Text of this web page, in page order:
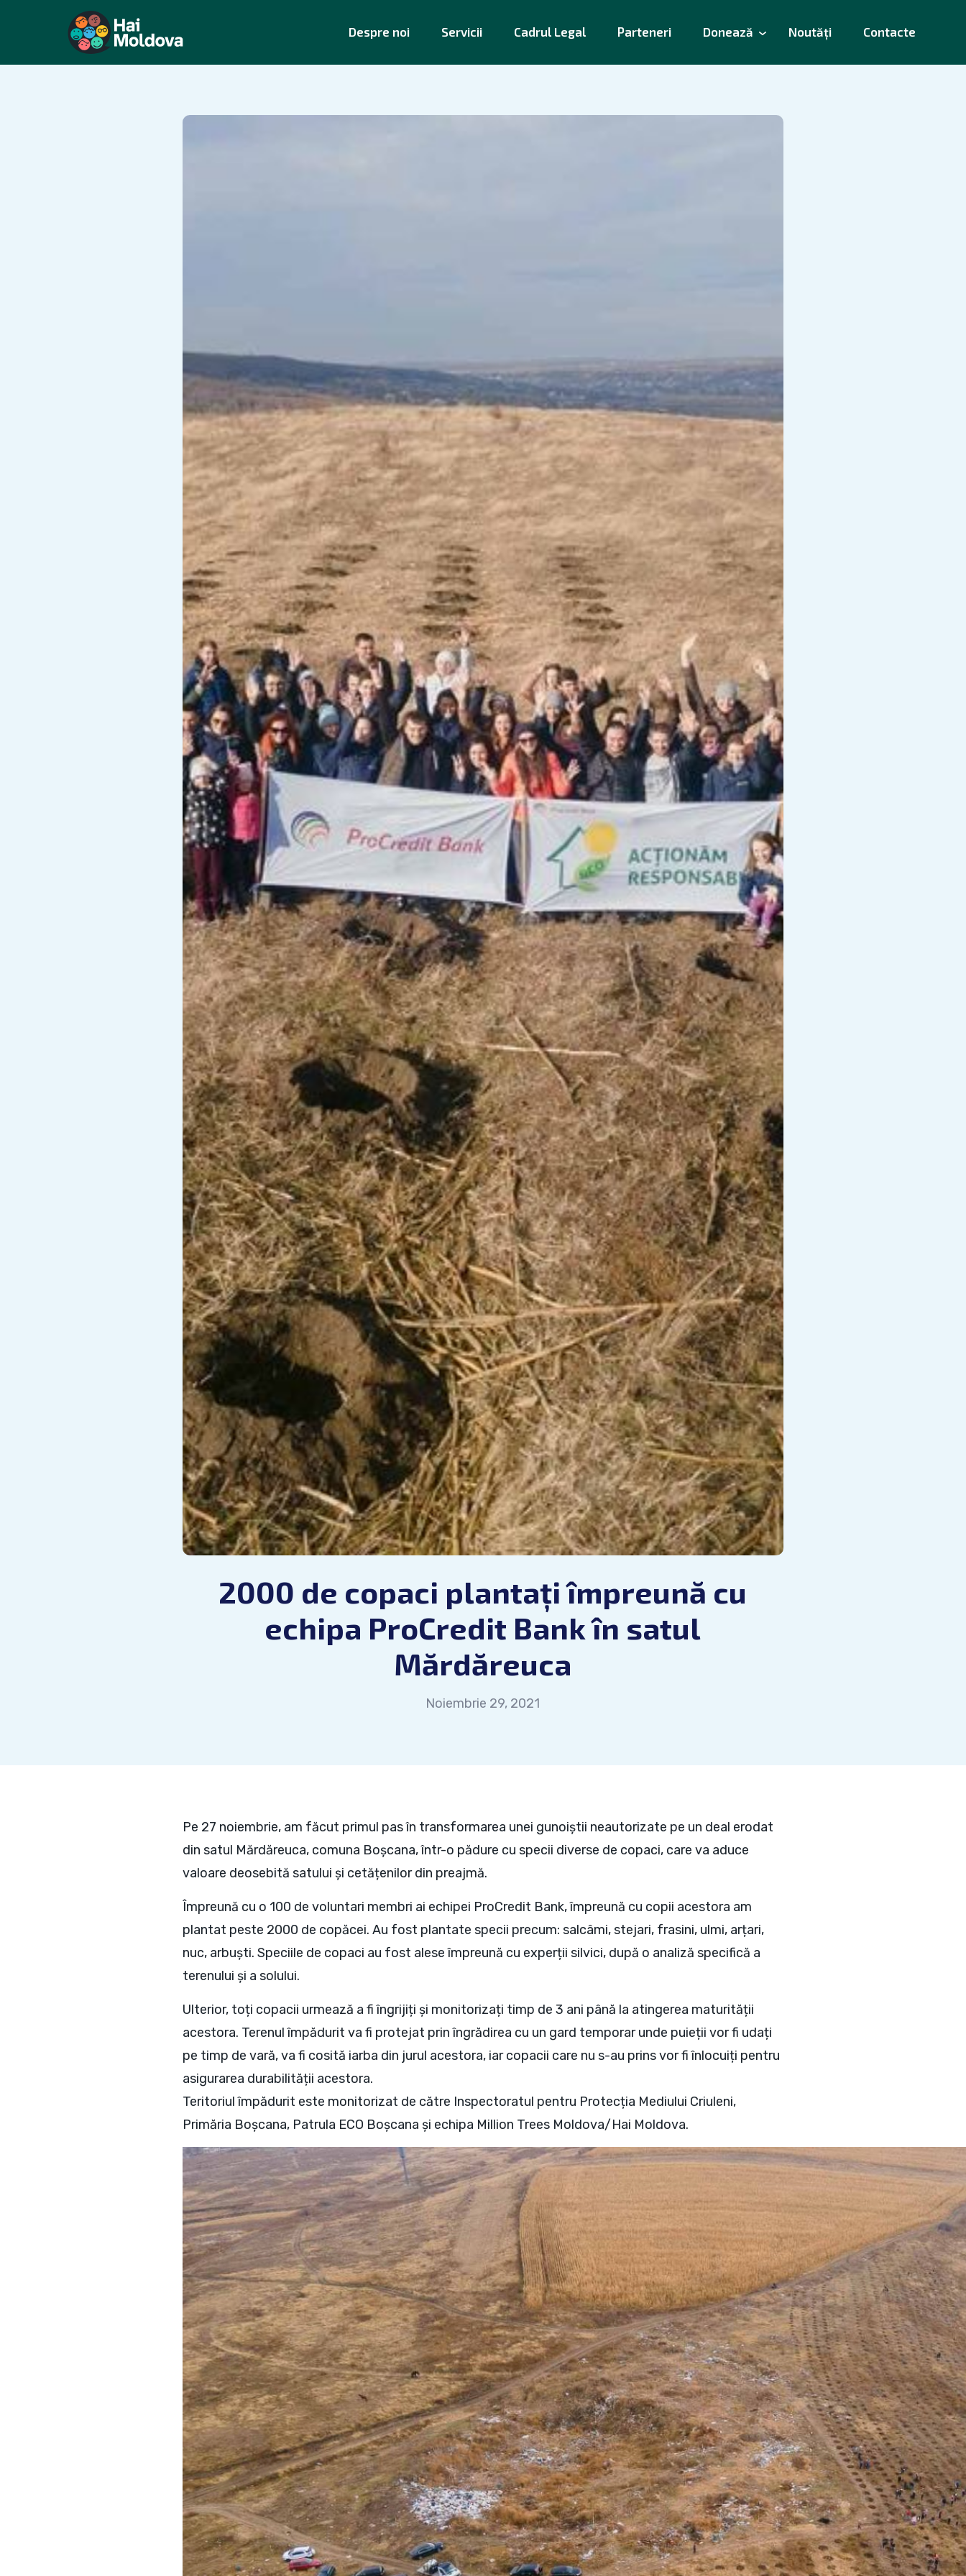
Despre noi Servicii Cadrul Legal Parteneri Donează Noutăți Contacte
2000 de copaci plantați împreună cu
echipa ProCredit Bank în satul
Mărdăreuca
Noiembrie 29, 2021
Pe 27 noiembrie, am făcut primul pas în transformarea unei gunoiștii neautorizate pe un deal erodat
din satul Mărdăreuca, comuna Boșcana, într-o pădure cu specii diverse de copaci, care va aduce
valoare deosebită satului și cetățenilor din preajmă.
Împreună cu o 100 de voluntari membri ai echipei ProCredit Bank, împreună cu copii acestora am
plantat peste 2000 de copăcei. Au fost plantate specii precum: salcâmi, stejari, frasini, ulmi, arțari,
nuc, arbuști. Speciile de copaci au fost alese împreună cu experții silvici, după o analiză specifică a
terenului și a solului.
Ulterior, toți copacii urmează a fi îngrijiți și monitorizați timp de 3 ani până la atingerea maturității
acestora. Terenul împădurit va fi protejat prin îngrădirea cu un gard temporar unde puieții vor fi udați
pe timp de vară, va fi cosită iarba din jurul acestora, iar copacii care nu s-au prins vor fi înlocuiți pentru
asigurarea durabilității acestora.
Teritoriul împădurit este monitorizat de către Inspectoratul pentru Protecția Mediului Criuleni,
Primăria Boșcana, Patrula ECO Boșcana și echipa Million Trees Moldova/Hai Moldova.